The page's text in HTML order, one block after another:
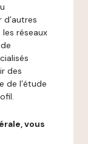
réseaux
des
de l’étude
vous